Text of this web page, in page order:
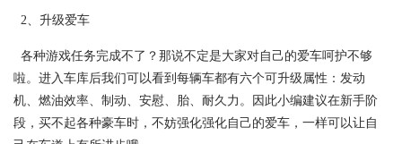
2、升级爱车
各种游戏任务完成不了？那说不定是大家对自己的爱车呵护不够
啦。进入车库后我们可以看到每辆车都有六个可升级属性：发动
机、燃油效率、制动、安慰、胎、耐久力。因此小编建议在新手阶
段，买不起各种豪车时，不妨强化强化自己的爱车，一样可以让自